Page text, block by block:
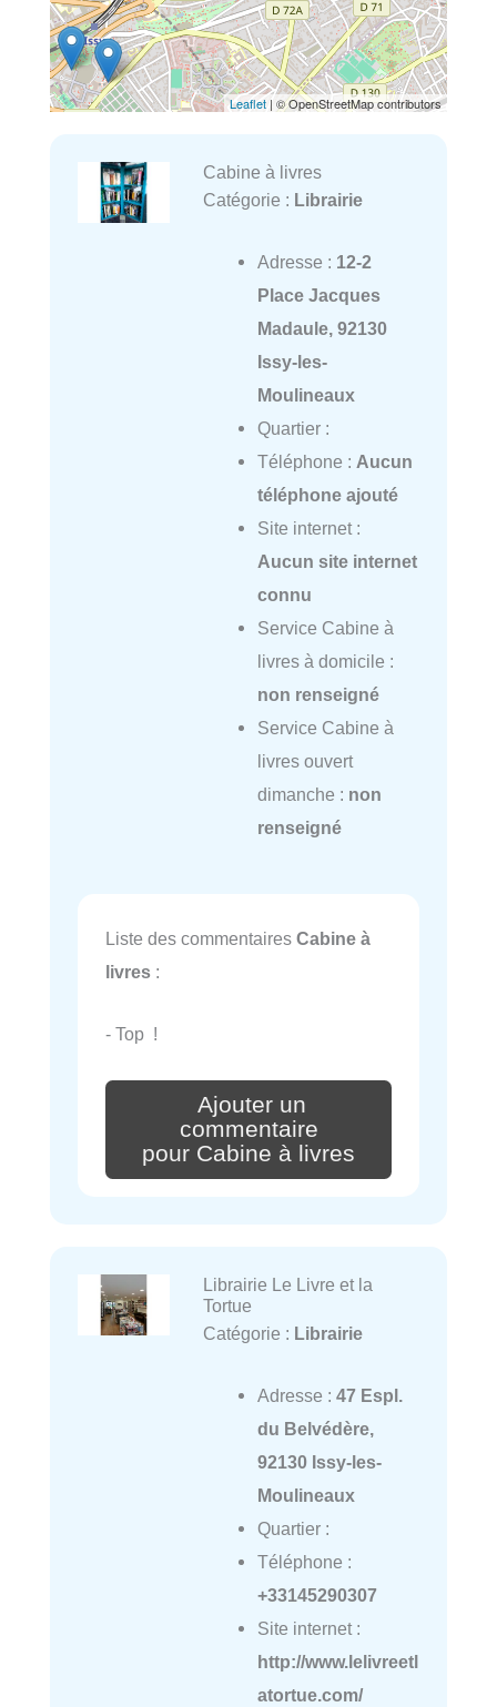
Leaflet | © OpenStreetMap contributors
Cabine à livres
Catégorie : Librairie
Adresse : 12-2
Place Jacques
Madaule, 92130
Issy-les-
Moulineaux
Quartier :
Téléphone : Aucun
téléphone ajouté
Site internet :
Aucun site internet
connu
Service Cabine à
livres à domicile :
non renseigné
Service Cabine à
livres ouvert
dimanche : non
renseigné
Liste des commentaires Cabine à
livres :
- Top !
Ajouter un
commentaire
pour Cabine à livres
Librairie Le Livre et la
Tortue
Catégorie : Librairie
Adresse : 47 Espl.
du Belvédère,
92130 Issy-les-
Moulineaux
Quartier :
Téléphone :
+33145290307
Site internet :
http://www.lelivreetl
atortue.com/